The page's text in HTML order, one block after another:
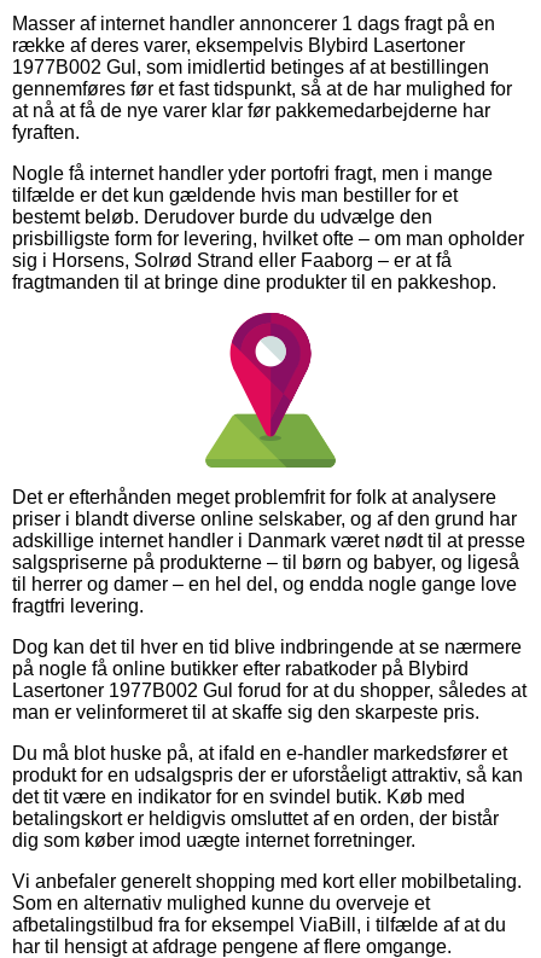
Masser af internet handler annoncerer 1 dags fragt på en
række af deres varer, eksempelvis Blybird Lasertoner
1977B002 Gul, som imidlertid betinges af at bestillingen
gennemføres før et fast tidspunkt, så at de har mulighed for
at nå at få de nye varer klar før pakkemedarbejderne har
fyraften.
Nogle få internet handler yder portofri fragt, men i mange
tilfælde er det kun gældende hvis man bestiller for et
bestemt beløb. Derudover burde du udvælge den
prisbilligste form for levering, hvilket ofte – om man opholder
sig i Horsens, Solrød Strand eller Faaborg – er at få
fragtmanden til at bringe dine produkter til en pakkeshop.
Det er efterhånden meget problemfrit for folk at analysere
priser i blandt diverse online selskaber, og af den grund har
adskillige internet handler i Danmark været nødt til at presse
salgspriserne på produkterne – til børn og babyer, og ligeså
til herrer og damer – en hel del, og endda nogle gange love
fragtfri levering.
Dog kan det til hver en tid blive indbringende at se nærmere
på nogle få online butikker efter rabatkoder på Blybird
Lasertoner 1977B002 Gul forud for at du shopper, således at
man er velinformeret til at skaffe sig den skarpeste pris.
Du må blot huske på, at ifald en e-handler markedsfører et
produkt for en udsalgspris der er uforståeligt attraktiv, så kan
det tit være en indikator for en svindel butik. Køb med
betalingskort er heldigvis omsluttet af en orden, der bistår
dig som køber imod uægte internet forretninger.
Vi anbefaler generelt shopping med kort eller mobilbetaling.
Som en alternativ mulighed kunne du overveje et
afbetalingstilbud fra for eksempel ViaBill, i tilfælde af at du
har til hensigt at afdrage pengene af flere omgange.